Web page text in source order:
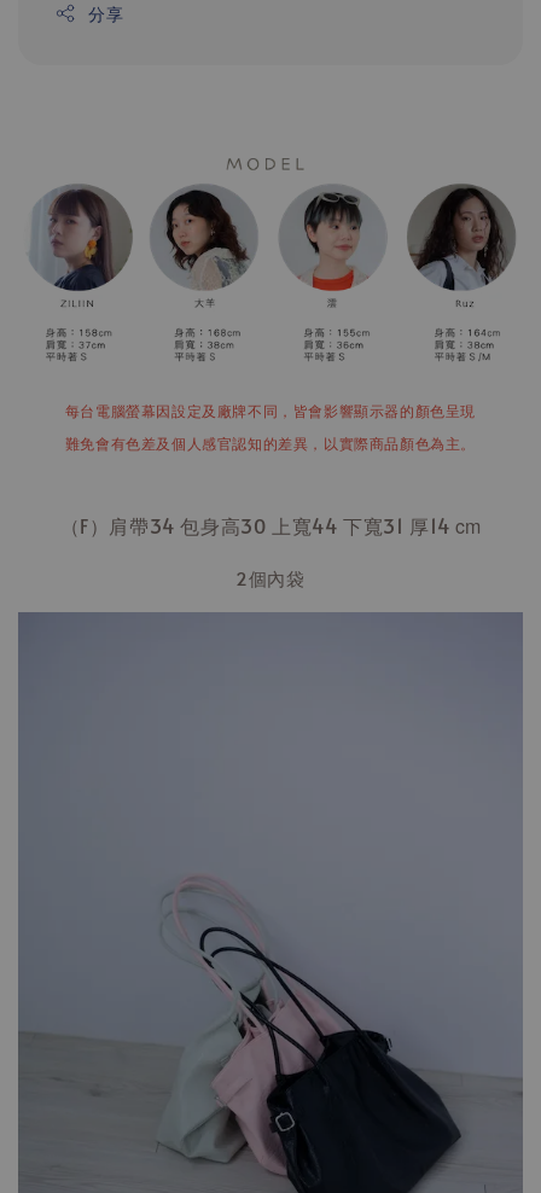
分享
每台電腦螢幕因設定及廠牌不同，皆會影響顯示器的顏色呈現
難免會有色差及個人感官認知的差異，以實際商品顏色為主。
（F）肩帶34 包身高30 上寬44 下寬31 厚14 cm
2個內袋